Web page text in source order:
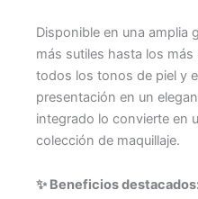
Disponible en una amplia
más sutiles hasta los
todos los tonos de piel y
presentación en un
integrado lo convierte en
colección de maquillaje.
✨ Beneficios